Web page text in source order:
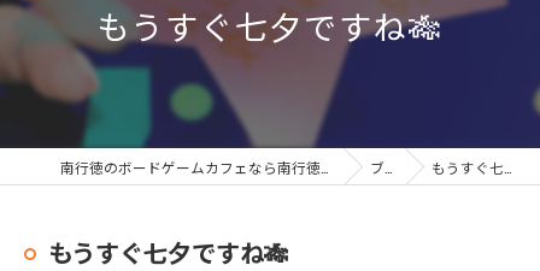
もうすぐ七夕ですね🎋
ブログ もうすぐ七夕ですね🎋
もうすぐ七夕ですね🎋